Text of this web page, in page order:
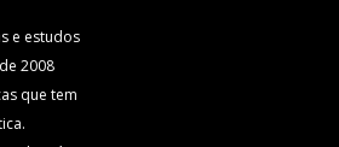
e estudos
2008
que tem